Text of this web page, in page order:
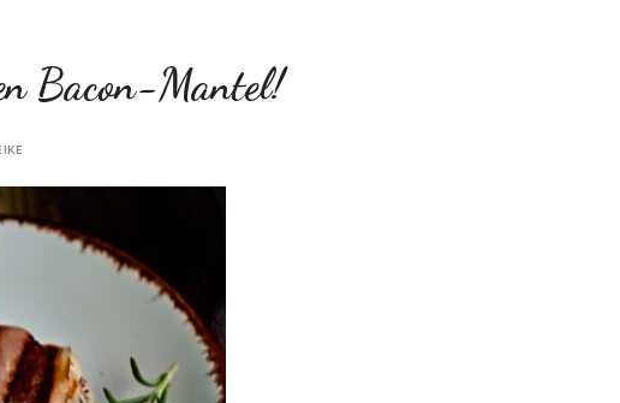
Bacon-Mantel!